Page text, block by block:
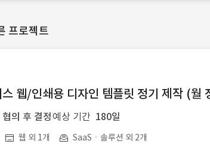
프로젝트
스 웹/인쇄용 디자인 템플릿 정기 제작 (월
협의 후 결정 예상 기간 180일
웹 외 1개 SaaSㆍ솔루션 외 2개